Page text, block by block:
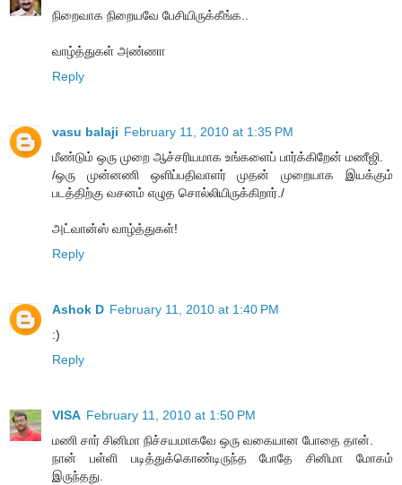
நிறைவாக நிறையவே பேசியிருக்கீங்க..
வாழ்த்துகள் அண்ணா
Reply
vasu balaji February 11, 2010 at 1:35 PM
மீண்டும் ஒரு முறை ஆச்சரியமாக உங்களைப் பார்க்கிறேன் மணீஜி.
/ஒரு முன்னணி ஒளிப்பதிவாளர் முதன் முறையாக இயக்கும்
படத்திற்கு வசனம் எழுத சொல்லியிருக்கிறார்./
அட்வான்ஸ் வாழ்த்துகள்!
Reply
Ashok D February 11, 2010 at 1:40 PM
:)
Reply
VISA February 11, 2010 at 1:50 PM
மணி சார் சினிமா நிச்சயமாகவே ஒரு வகையான போதை தான்.
நான் பள்ளி படித்துக்கொண்டிருந்த போதே சினிமா மோகம்
இருந்தது.